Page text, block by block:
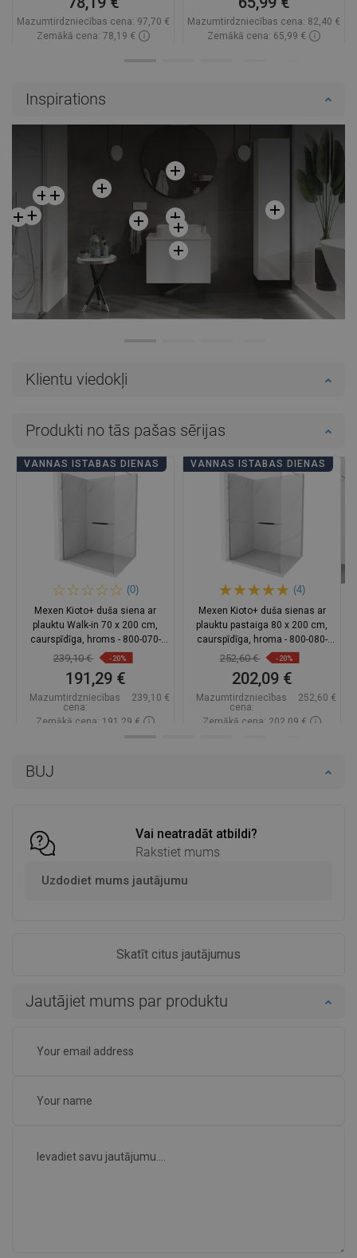
Mazumtirdzniecības cena: 97,70 €
Zemākā cena: 78,19 €
Mazumtirdzniecības cena: 82,40 €
Zemākā cena: 65,99 €
Inspirations
BUJ
Vai neatradāt atbildi?
Rakstiet mums
Uzdodiet mums jautājumu
Skatīt citus jautājumus
Klientu viedokļi
Jautājiet mums par produktu
Produkti no tās pašas sērijas
VANNAS ISTABAS DIENAS
(0)
Mexen Kioto+ duša siena ar
plauktu Walk-in 70 x 200 cm,
caurspīdīga, hroms - 800-070-
121-01-00
239,10 € -20%
191,29 €
Mazumtirdzniecības
cena:
239,10 €
Zemākā cena: 191,29 €
VANNAS ISTABAS DIENAS
(4)
Mexen Kioto+ duša sienas ar
plauktu pastaiga 80 x 200 cm,
caurspīdīga, hroma - 800-080-
121-01-00
252,60 € -20%
202,09 €
Mazumtirdzniecības
cena:
252,60 €
Zemākā cena: 202,09 €